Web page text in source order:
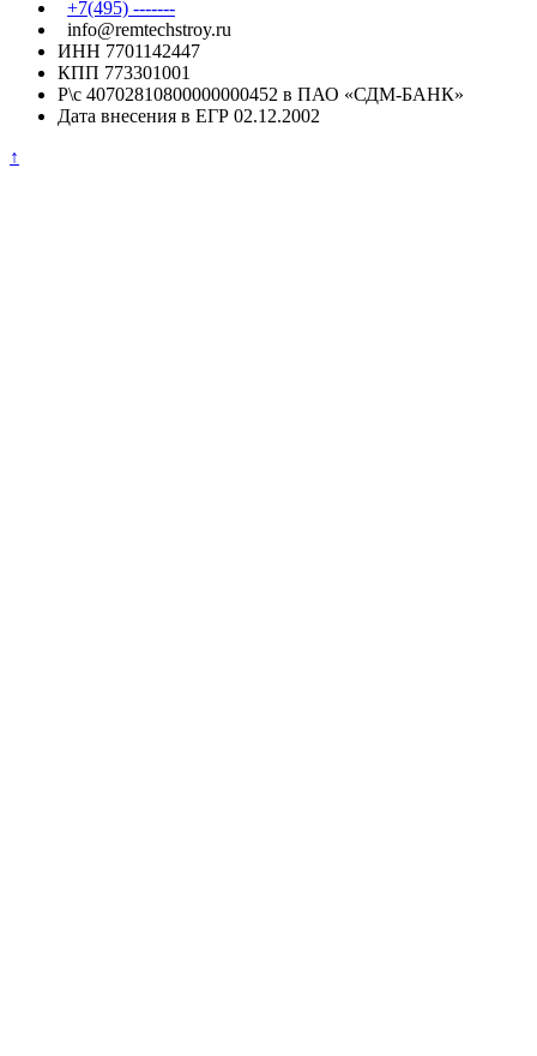
+7(495) -------
info@remtechstroy.ru
ИНН 7701142447
КПП 773301001
Р\с 40702810800000000452 в ПАО «СДМ-БАНК»
Дата внесения в ЕГР 02.12.2002
↑